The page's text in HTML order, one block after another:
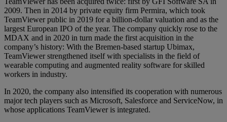
2009. Then in 2014 by private equity firm Permira, which took
TeamViewer public in 2019 for a billion-dollar valuation and as the
largest European IPO of the year. The company quickly rose to the
MDAX and in 2020 in turn made the first acquisition in the
company’s history: With the Bremen-based startup Ubimax,
TeamViewer strengthened itself with specialists in the field of
wearable computing and augmented reality software for skilled
workers in industry.
In 2020, the company also intensified its cooperation with numerous
major tech players such as Microsoft, Salesforce and ServiceNow, in
whose applications TeamViewer is integrated.